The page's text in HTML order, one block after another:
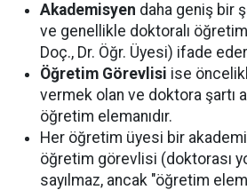
Akademisyen daha geniş bir
ve genellikle doktoralı
Doç., Dr. Öğr. Üyesi) ifade
Öğretim Görevlisi ise
vermek olan ve doktora şartı
öğretim elemanıdır.
Her öğretim üyesi bir
öğretim görevlisi (doktorası
sayılmaz, ancak "öğretim